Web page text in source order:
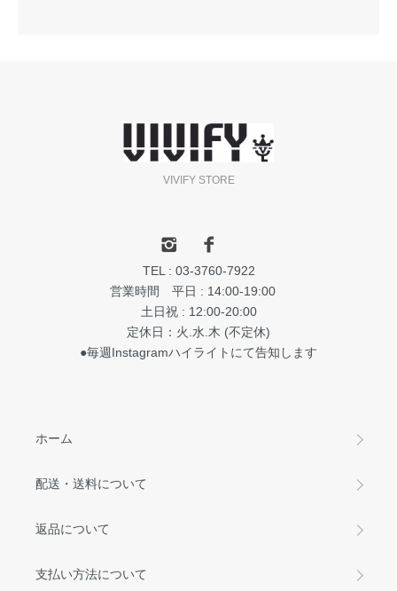
VIVIFY STORE
TEL : 03-3760-7922
営業時間 平日 : 14:00-19:00
土日祝 : 12:00-20:00
定休日：火.水.木 (不定休)
●毎週Instagramハイライトにて告知します
ホーム
配送・送料について
返品について
支払い方法について